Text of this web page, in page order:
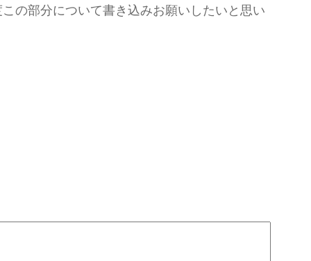
の部分について書き込みお願いしたいと思い